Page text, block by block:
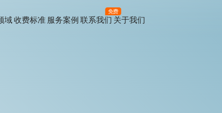
域收费标准 服务案例 联系我们
免费
关于我们